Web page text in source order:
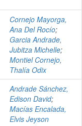
Cornejo Mayorga,
Ana Del Rocío;
Garcia Andrade,
Jubitza Michelle;
Montiel Cornejo,
Thalía Odix
Andrade Sánchez,
Edison David;
Macías Encalada,
Elvis Jeyson